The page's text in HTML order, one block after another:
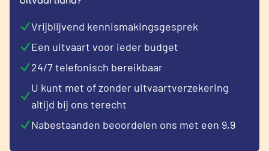
Vrijblijvend kennismakingsgesprek
Een uitvaart voor ieder budget
24/7 telefonisch bereikbaar
U kunt met of zonder uitvaartverzekering
altijd bij ons terecht
Nabestaanden beoordelen ons met een 9,9